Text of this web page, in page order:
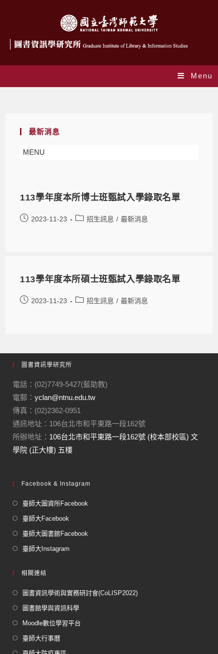
Menu
最新消息
MENU
113學年度本所博士班甄試入學錄取名單
2023-11-23 招生訊息 / 最新消息
113學年度本所碩士班甄試入學錄取名單
2023-11-23 招生訊息 / 最新消息
圖書資訊學研究所
電話：(02)7749-5427(藍助教)
電郵：yclan@ntnu.edu.tw
傳真：(02)2362-0951
通訊地址：106台北市和平東路一段162號
所辦地址： 106台北市和平東路一段162號 (校本部校區) 文
學院 (正大樓) 五樓
Facebook & Instagram
臺師大圖資所Facebook
臺師大Facebook
臺師大圖書館Facebook
臺師大Instagram
相關連結
圖書資訊學術與實務研討會(CoLISP2022)
圖書館學與資訊科學
Moodle數位學習平台
臺師大行事曆